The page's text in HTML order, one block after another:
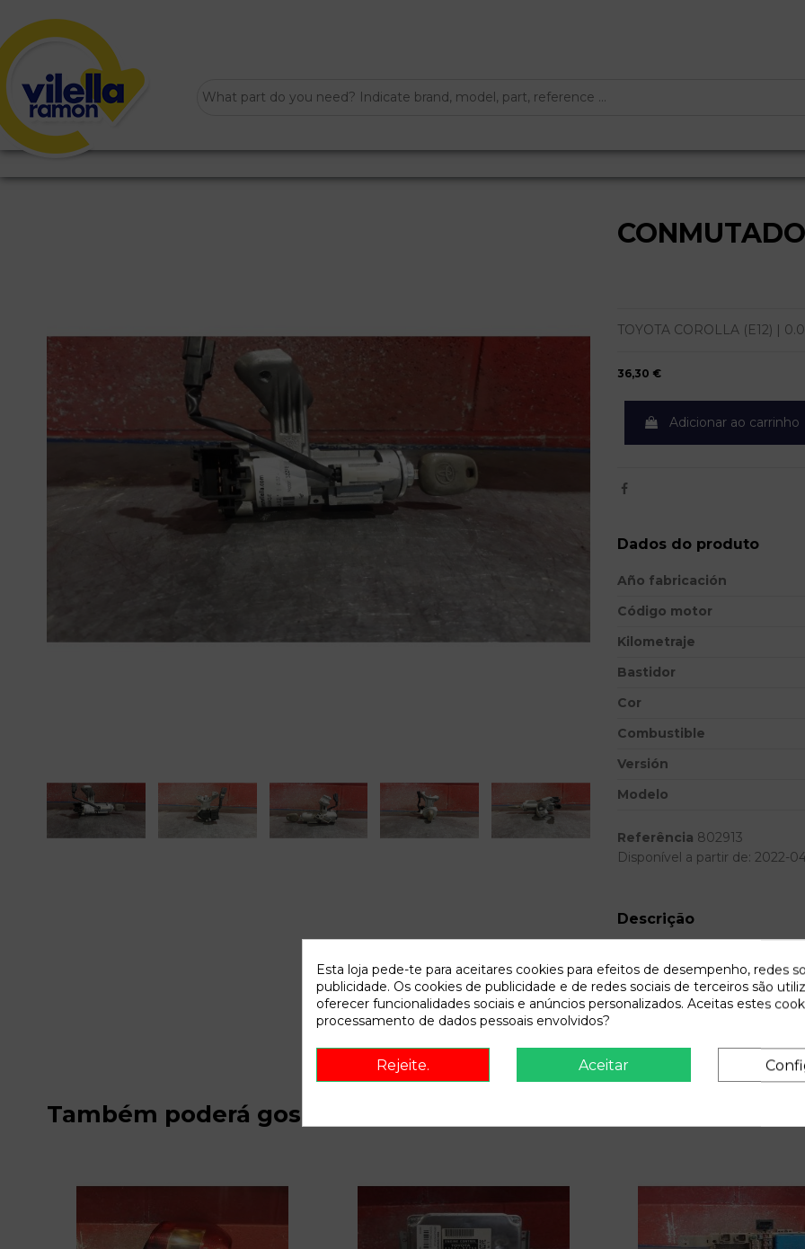
TOYOTA COROLLA (E12) |
36,30 €
Adicionar ao carrinho
Dados do produto
Año fabricación
Código motor
Kilometraje
Bastidor
Cor
Combustible
Versión
Modelo
Referência 802913
Disponível a partir de: 2022-
Descrição
Recambio de conmutador
0.07 referencia OEM IAM
Também poderá gostar
Esta loja pede-te para aceitares cookies para efeitos de desempenho, redes
publicidade. Os cookies de publicidade e de redes sociais de terceiros são
oferecer funcionalidades sociais e anúncios personalizados. Aceitas estes
processamento de dados pessoais envolvidos?
Rejeite. Aceitar